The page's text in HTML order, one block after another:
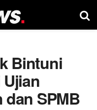
Bintuni
dan SPMB